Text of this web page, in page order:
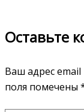
Оставьте
Ваш адрес email
поля помечены